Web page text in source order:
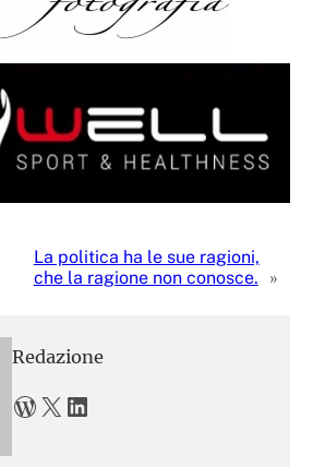
La politica ha le sue ragioni,
che la ragione non conosce.
»
Redazione
WordPress X LinkedIn